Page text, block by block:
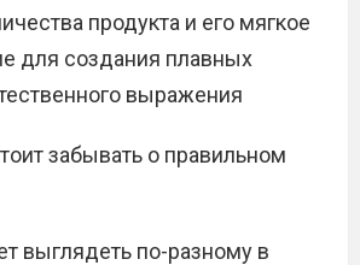
продукта и его мягкое
для создания плавных
выражения
забывать о правильном
выглядеть по-разному в